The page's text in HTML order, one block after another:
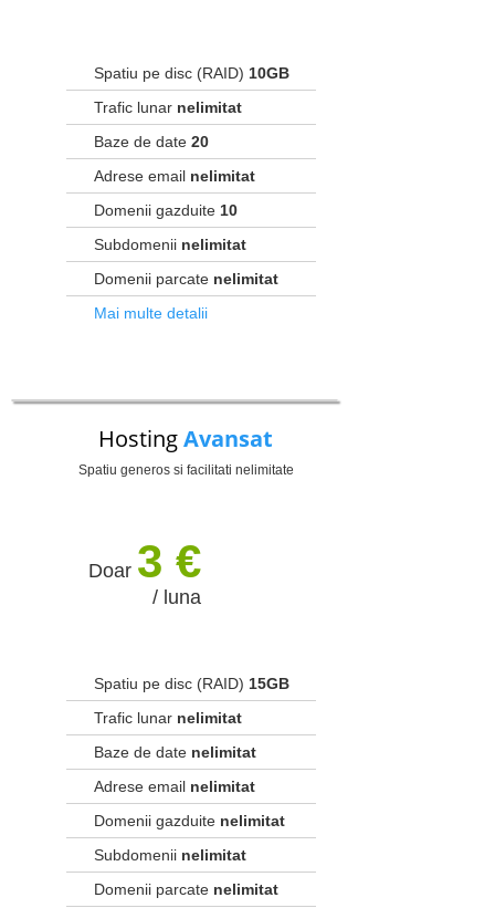
Spatiu pe disc (RAID) 10GB
Trafic lunar nelimitat
Baze de date 20
Adrese email nelimitat
Domenii gazduite 10
Subdomenii nelimitat
Domenii parcate nelimitat
Mai multe detalii
HostingAvansat
Spatiu generos si facilitati nelimitate
Doar 3 €
/ luna
Spatiu pe disc (RAID) 15GB
Trafic lunar nelimitat
Baze de date nelimitat
Adrese email nelimitat
Domenii gazduite nelimitat
Subdomenii nelimitat
Domenii parcate nelimitat